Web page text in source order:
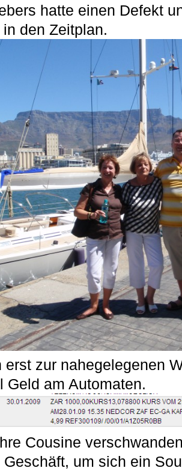
hatte einen Defekt
den Zeitplan.
erst zur nahegelegenen
Geld am Automaten.
Cousine
Geschäft, um sich ein